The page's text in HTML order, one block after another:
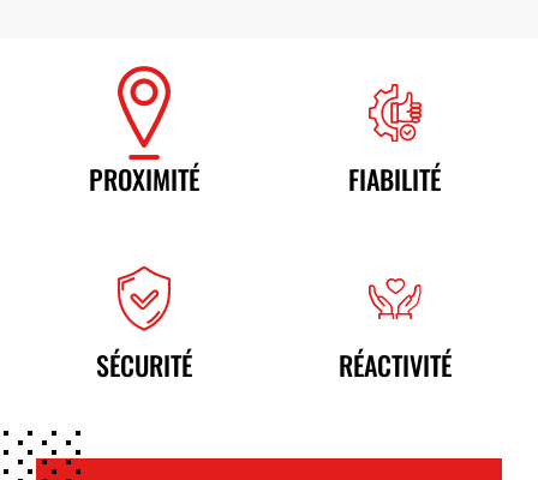
entretien
PROXIMITÉ FIABILITÉ
SÉCURITÉ RÉACTIVITÉ